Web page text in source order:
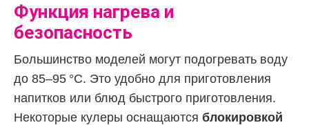
Функция нагрева и
безопасность
Большинство моделей могут подогревать воду
до 85–95 °C. Это удобно для приготовления
напитков или блюд быстрого приготовления.
Некоторые кулеры оснащаются блокировкой